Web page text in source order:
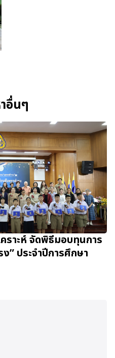
อื่นๆ
ราะห์ จัดพิธีมอบทุนการ
” ประจำปีการศึกษา